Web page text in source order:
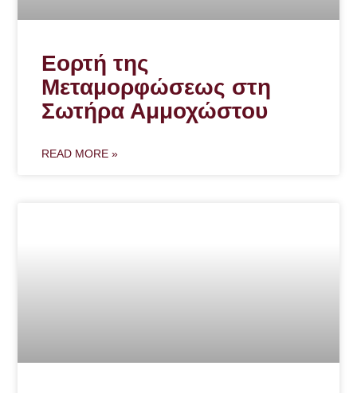
Εορτή της
Μεταμορφώσεως στη
Σωτήρα Αμμοχώστου
READ MORE »